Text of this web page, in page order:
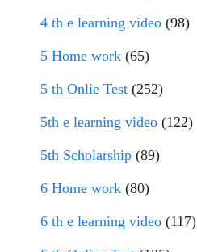
4 th e learning video (98)
5 Home work (65)
5 th Onlie Test (252)
5th e learning video (122)
5th Scholarship (89)
6 Home work (80)
6 th e learning video (117)